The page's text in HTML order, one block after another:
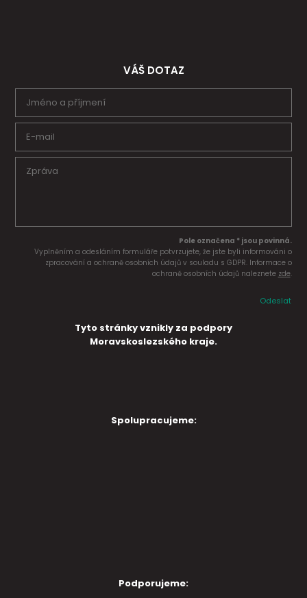
VÁŠ DOTAZ
Pole označena * jsou povinná.
Vyplněním a odesláním formuláře potvrzujete, že jste byli informováni o
zpracování a ochraně osobních údajů v souladu s GDPR. Informace o
ochraně osobních údajů naleznete zde.
Odeslat
Tyto stránky vznikly za podpory
Moravskoslezského kraje.
Spolupracujeme:
Podporujeme: